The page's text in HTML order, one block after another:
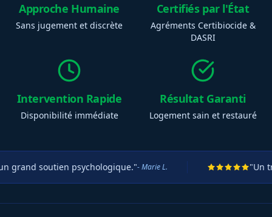
Approche Humaine
Sans jugement et discrète
Certifiés par l'État
Agréments Certibiocide &
DASRI
Intervention Rapide
Disponibilité immédiate
Résultat Garanti
Logement sain et restauré
psychologique."- Marie L. "Un travail